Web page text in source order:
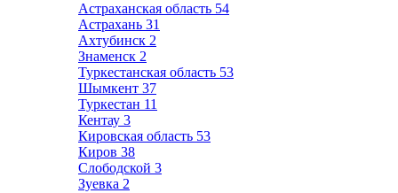
Астраханская область 54
Астрахань 31
Ахтубинск 2
Знаменск 2
Туркестанская область 53
Шымкент 37
Туркестан 11
Кентау 3
Кировская область 53
Киров 38
Слободской 3
Зуевка 2